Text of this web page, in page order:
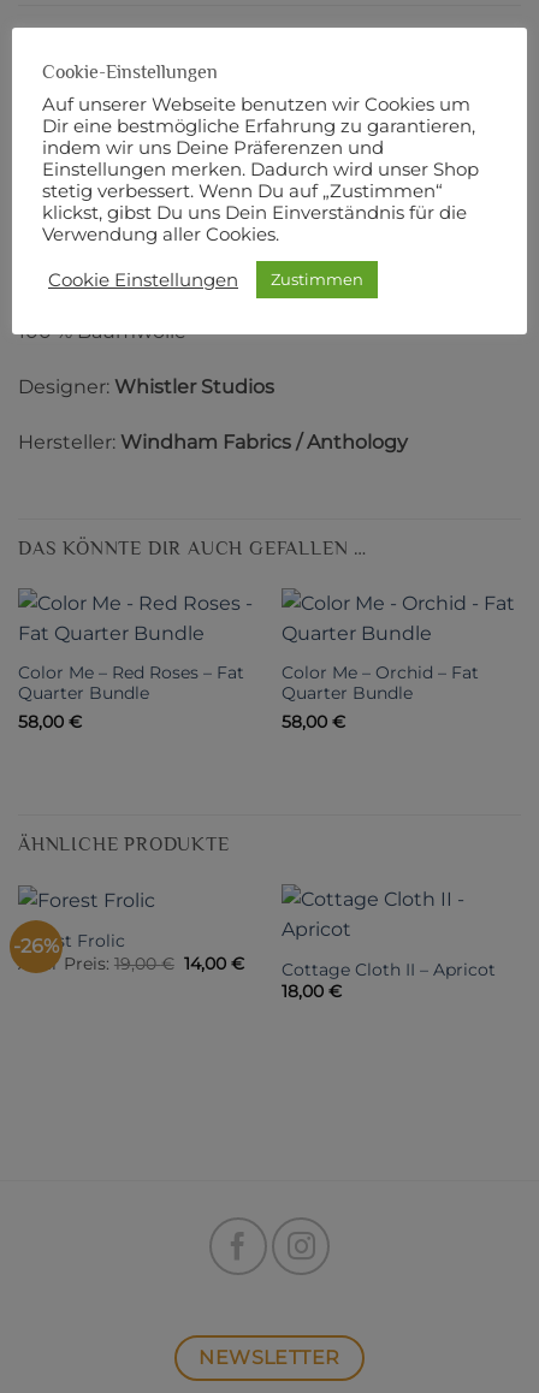
ZUSÄTZLICHE INFORMATIONEN
PRODUKTSICHERHEIT
Dieses Bundle beinhaltet 10 Fat Quarter à 18“ x 22“.
Ein Fat Quarter Bundle beinhaltet alle Stoffe einer
Kollektion.
100 % Baumwolle
Designer: Whistler Studios
Hersteller: Windham Fabrics / Anthology
DAS KÖNNTE DIR AUCH GEFALLEN …
Color Me – Red Roses – Fat
Quarter Bundle
58,00 €
Color Me – Orchid – Fat
Quarter Bundle
58,00 €
ÄHNLICHE PRODUKTE
-26%
Forest Frolic
Alter Preis: 19,00€ Ursprünglicher
Preis
14,00 €Aktueller
PreisCottage Cloth II – Apricot
18,00 €
NEWSLETTER
Cookie-Einstellungen
Auf unserer Webseite benutzen wir Cookies um
Dir eine bestmögliche Erfahrung zu garantieren,
indem wir uns Deine Präferenzen und
Einstellungen merken. Dadurch wird unser Shop
stetig verbessert. Wenn Du auf „Zustimmen“
klickst, gibst Du uns Dein Einverständnis für die
Verwendung aller Cookies.
Cookie Einstellungen Zustimmen